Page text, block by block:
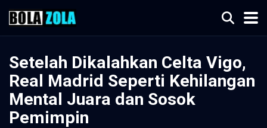
Setelah Dikalahkan Celta Vigo,
Real Madrid Seperti Kehilangan
Mental Juara dan Sosok
Pemimpin